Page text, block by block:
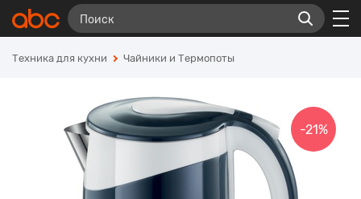
Техника для кухни Чайники и Термопоты
-21%